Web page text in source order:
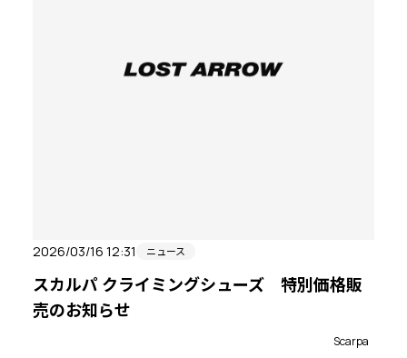
2026/03/16 12:31 ニュース
スカルパ クライミングシューズ 特別価格販
売のお知らせ
Scarpa